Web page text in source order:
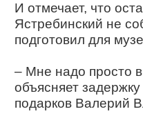
И отмечает, что
Ястребинский не
подготовил для
– Мне надо просто
объясняет
подарков Валерий